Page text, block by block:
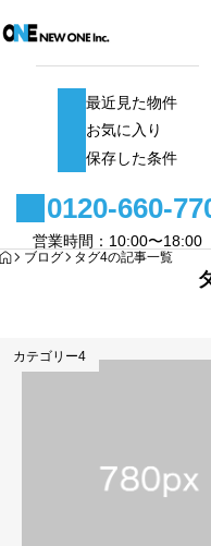
最近見た物件
お気に入り
保存した条件
0120-660-
営業時間：10:00〜18:00
HOME
ブログ タグ4の記事一覧
カテゴリー4